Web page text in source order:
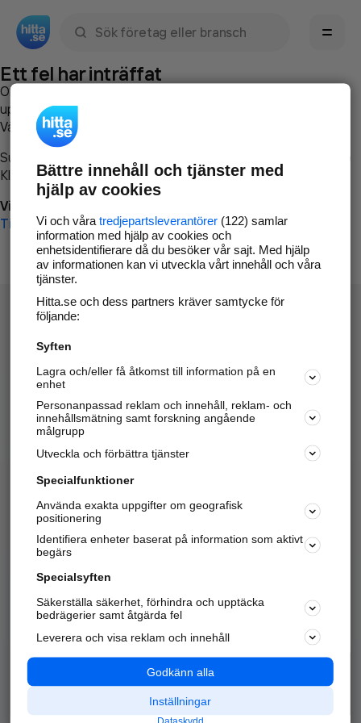
Ett fel har inträffat
Om du vill kan du
uppstod så att vi lättare och snabbare kan avhjälpa det.
Vänligen försök med följande:
Surfa till
Klicka påTillbaka-knappen i webbläsaren och försök igen
Vi beklagar besväret!
Till startsidan
Hitta.se - Gratis nummerupplysning.
Sök företag, personer och platser.
Hitta telefonnummer, adresser, företagsinfo mm.
Marknadsför företaget
Kom igång och annonsera mot
samarbetspartners nära dig.
Alla kategorier
Populära sökningar
API & Kartor
Annonsera
Integritet
Nödnummer
Bättre innehåll och tjänster med
hjälp av cookies
Vi och våra tredjepartsleverantörer(122) samlar
information med hjälp av cookies och
enhetsidentifierare då du besöker vår sajt. Med hjälp
av informationen kan vi utveckla vårt innehåll och våra
tjänster.
Hitta.se och dess partners kräver samtycke för
följande:
Syften
Lagra och/eller få åtkomst till information på en
enhet
Personanpassad reklam och innehåll, reklam- och
innehållsmätning samt forskning angående
målgrupp
Utveckla och förbättra tjänster
Specialfunktioner
Använda exakta uppgifter om geografisk
positionering
Identifiera enheter baserat på information som aktivt
begärs
Specialsyften
Säkerställa säkerhet, förhindra och upptäcka
bedrägerier samt åtgärda fel
Leverera och visa reklam och innehåll
Godkänn alla
Inställningar
Dataskydd